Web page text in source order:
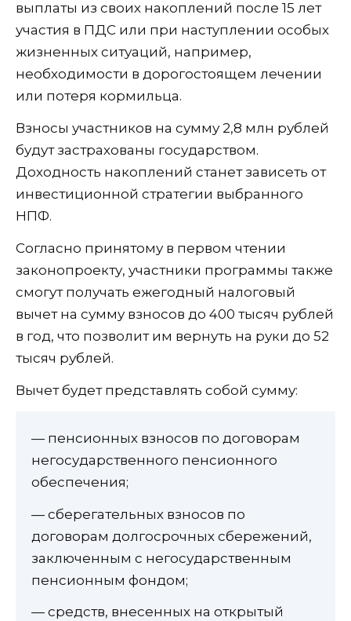
выплаты из своих накоплений после 15 лет
участия в ПДС или при наступлении особых
жизненных ситуаций, например,
необходимости в дорогостоящем лечении
или потеря кормильца.
Взносы участников на сумму 2,8 млн рублей
будут застрахованы государством.
Доходность накоплений станет зависеть от
инвестиционной стратегии выбранного
НПФ.
Согласно принятому в первом чтении
законопроекту, участники программы также
смогут получать ежегодный налоговый
вычет на сумму взносов до 400 тысяч рублей
в год, что позволит им вернуть на руки до 52
тысяч рублей.
Вычет будет представлять собой сумму:
— пенсионных взносов по договорам
негосударственного пенсионного
обеспечения;
— сберегательных взносов по
договорам долгосрочных сбережений,
заключенным с негосударственным
пенсионным фондом;
— средств, внесенных на открытый